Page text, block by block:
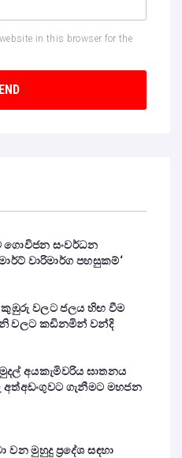
in this browser for the
ගොවිජන සංවර්ධන
වාරිමාර්ග පහසුකම්‘
කුඹුරු වලට ජලය හිඟ වීම
වලට කඩිනමින් වන්දි
අයකැමිවරිය ඝාතනය
ගැනීමට මහජන
වන මුහුදු ප්‍රදේශ සඳහා